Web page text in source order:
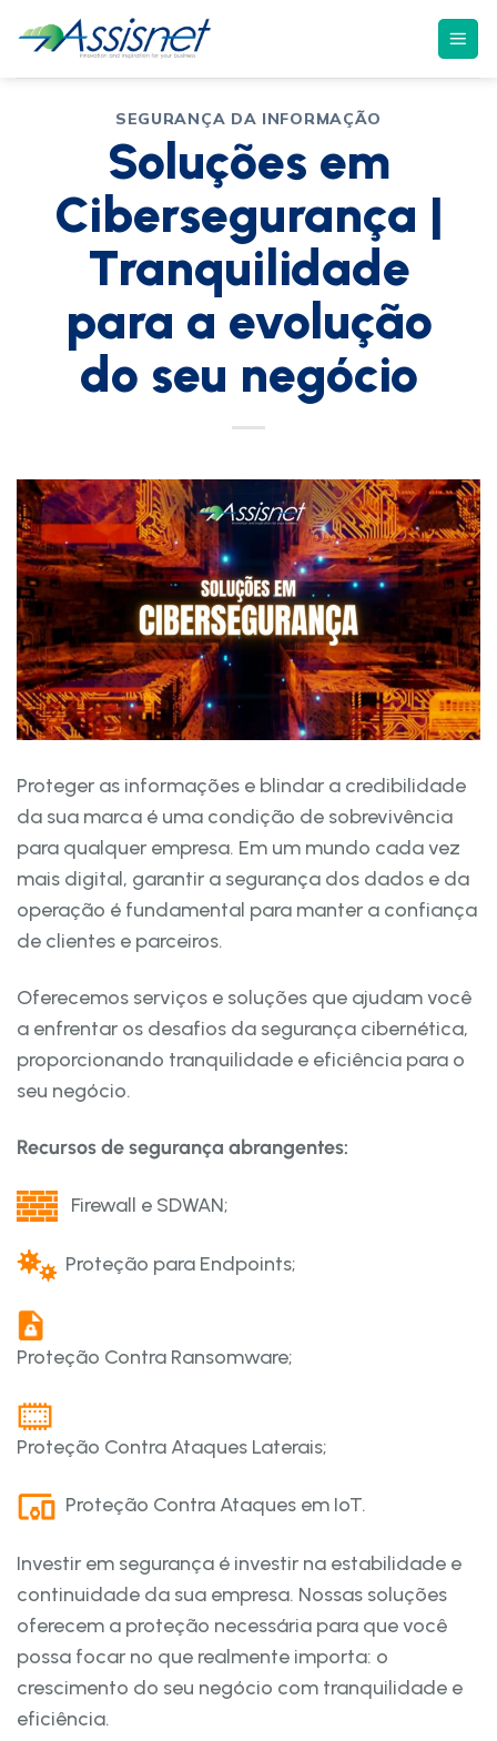
SEGURANÇA DA INFORMAÇÃO
Soluções em
Cibersegurança |
Tranquilidade
para a evolução
do seu negócio
Proteger as informações e blindar a credibilidade
da sua marca é uma condição de sobrevivência
para qualquer empresa. Em um mundo cada vez
mais digital, garantir a segurança dos dados e da
operação é fundamental para manter a confiança
de clientes e parceiros.
Oferecemos serviços e soluções que ajudam você
a enfrentar os desafios da segurança cibernética,
proporcionando tranquilidade e eficiência para o
seu negócio.
Recursos de segurança abrangentes:
Firewall e SDWAN;
Proteção para Endpoints;
Proteção Contra Ransomware;
Proteção Contra Ataques Laterais;
Proteção Contra Ataques em IoT.
Investir em segurança é investir na estabilidade e
continuidade da sua empresa. Nossas soluções
oferecem a proteção necessária para que você
possa focar no que realmente importa: o
crescimento do seu negócio com tranquilidade e
eficiência.